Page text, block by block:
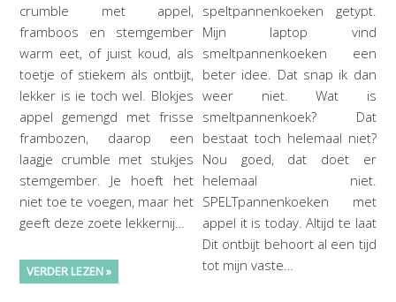
crumble met appel,
framboos en stemgember
warm eet, of juist koud, als
toetje of stiekem als ontbijt,
lekker is ie toch wel. Blokjes
appel gemengd met frisse
frambozen, daarop een
laagje crumble met stukjes
stemgember. Je hoeft het
niet toe te voegen, maar het
geeft deze zoete lekkernij…
VERDER LEZEN »
speltpannenkoeken getypt.
Mijn laptop vind
smeltpannenkoeken een
beter idee. Dat snap ik dan
weer niet. Wat is
smeltpannenkoek? Dat
bestaat toch helemaal niet?
Nou goed, dat doet er
helemaal niet.
SPELTpannenkoeken met
appel it is today. Altijd te laat
Dit ontbijt behoort al een tijd
tot mijn vaste…